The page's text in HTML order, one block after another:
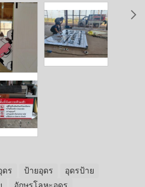
ดร ป้ายอุดร
อุดรป้าย
อักษรโลหะอุดร